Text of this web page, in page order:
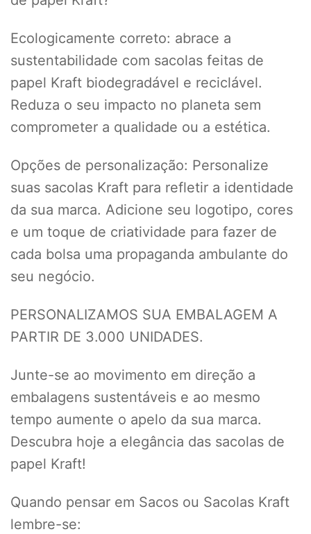
Ecologicamente correto: abrace a
sustentabilidade com sacolas feitas de
papel Kraft biodegradável e reciclável.
Reduza o seu impacto no planeta sem
comprometer a qualidade ou a estética.
Opções de personalização: Personalize
suas sacolas Kraft para refletir a identidade
da sua marca. Adicione seu logotipo, cores
e um toque de criatividade para fazer de
cada bolsa uma propaganda ambulante do
seu negócio.
PERSONALIZAMOS SUA EMBALAGEM A
PARTIR DE 3.000 UNIDADES.
Junte-se ao movimento em direção a
embalagens sustentáveis e ao mesmo
tempo aumente o apelo da sua marca.
Descubra hoje a elegância das sacolas de
papel Kraft!
Quando pensar em Sacos ou Sacolas Kraft
lembre-se: